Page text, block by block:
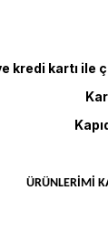
kredi kartı ile
ÜRÜNLERİMİ